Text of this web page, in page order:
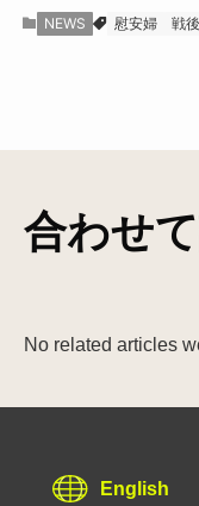
NEWS 慰安婦 戦
合わせ
No related articles
English